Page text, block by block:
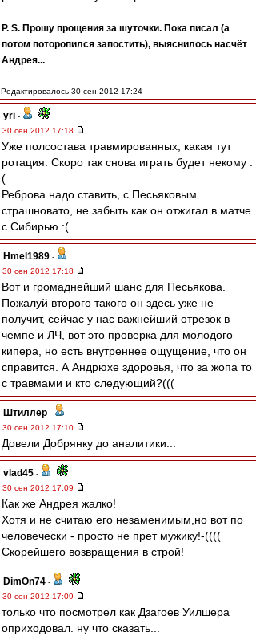
P. S. Прошу прощения за шуточки. Пока писал (а
потом поторопился запостить), выяснилось насчёт
Андрея...
Редактировалось 30 сен 2012 17:24
yri -
30 сен 2012 17:18
Уже полсостава травмированных, какая тут
ротация. Скоро так снова играть будет некому :
(
Реброва надо ставить, с Песьяковым
страшновато, не забыть как он отжигал в матче
с Сибирью :(
Hmel1989 -
30 сен 2012 17:18
Вот и громаднейший шанс для Песьякова.
Пожалуй второго такого он здесь уже не
получит, сейчас у нас важнейший отрезок в
чемпе и ЛЧ, вот это проверка для молодого
кипера, но есть внутреннее ощущение, что он
справится. А Андрюхе здоровья, что за жопа то
с травмами и кто следующий?(((
Штиллер -
30 сен 2012 17:10
Довели Добрянку до аналитики...
vlad45 -
30 сен 2012 17:09
Как же Андрея жалко!
Хотя и не считаю его незаменимым,но вот по
человечески - просто не прет мужику!-((((
Скорейшего возвращения в строй!
DimOn74 -
30 сен 2012 17:09
только что посмотрел как Дзагоев Уилшера
оприходовал. ну что сказать...